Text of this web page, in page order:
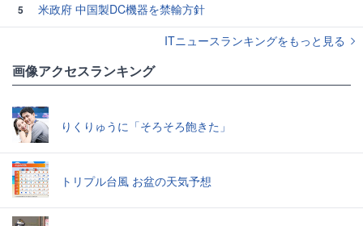
5
米政府 中国製DC機器を禁輸方針
ITニュースランキングをもっと見る
画像アクセスランキング
りくりゅうに「そろそろ飽きた」
トリプル台風 お盆の天気予想